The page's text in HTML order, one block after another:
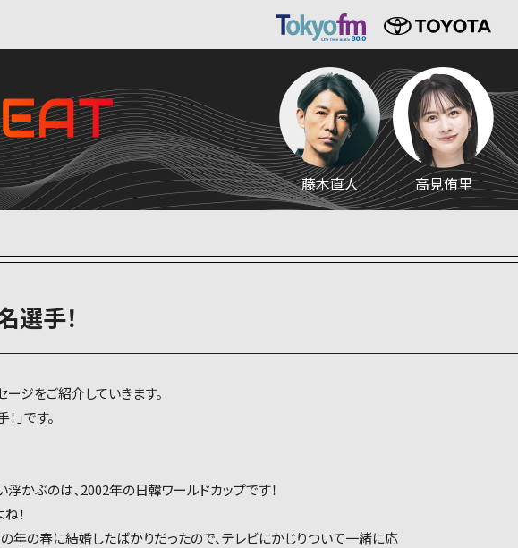
藤木直人 高見侑里
選手！
ジをご紹介していきます。
」です。
浮かぶのは、2002年の日韓ワールドカップです！
！
年の春に結婚したばかりだったので、テレビにかじりついて一緒に応